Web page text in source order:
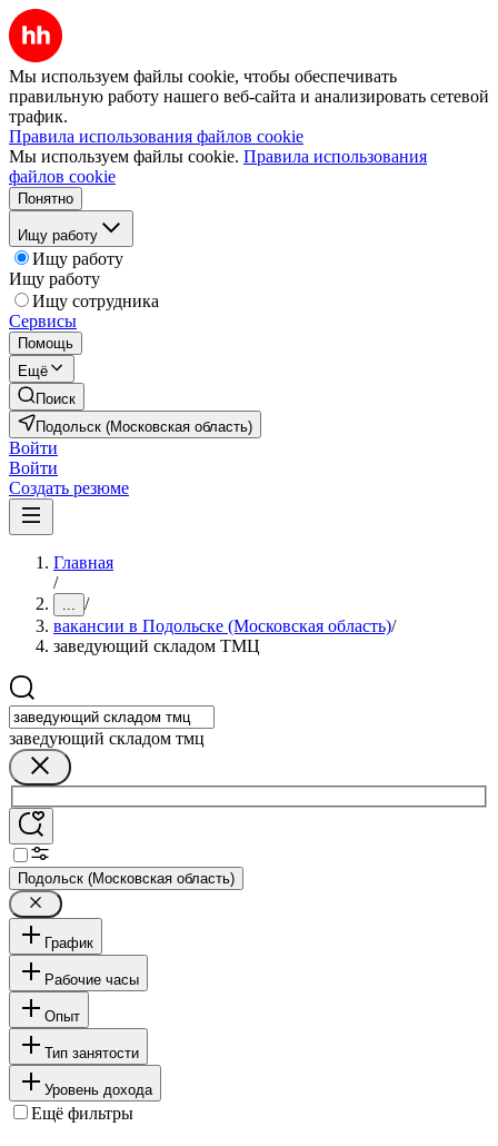
Мы используем файлы cookie, чтобы обеспечивать
правильную работу нашего веб-сайта и анализировать сетевой
трафик.
Правила использования файлов cookie
Мы используем файлы cookie. Правила использования
файлов cookie
Понятно
Ищу работу
Ищу работу
Ищу работу
Ищу сотрудника
Сервисы
Помощь
Ещё
Поиск
Подольск (Московская область)
Войти
Войти
Создать резюме
Главная
/
... /
вакансии в Подольске (Московская область)/
заведующий складом ТМЦ
заведующий складом тмц
Подольск (Московская область)
График
Рабочие часы
Опыт
Тип занятости
Уровень дохода
Ещё фильтры